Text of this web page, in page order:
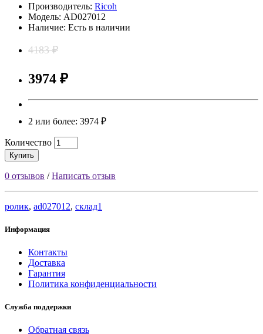
Производитель: Ricoh
Модель: AD027012
Наличие: Есть в наличии
4183 ₽
3974 ₽
2 или более: 3974 ₽
Количество
Купить
0 отзывов /Написать отзыв
ролик, ad027012, склад1
Информация
Контакты
Доставка
Гарантия
Политика конфиденциальности
Служба поддержки
Обратная связь